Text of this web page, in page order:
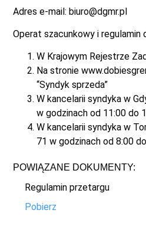
Adres e-mail: biuro@dgmr.pl
Operat szacunkowy i regulamin
W Krajowym Rejestrze
Na stronie
“Syndyk sprzeda”
W kancelarii syndyka w
w godzinach od 11:00 do
W kancelarii syndyka w
71 w godzinach od 8:00
POWIĄZANE DOKUMENTY:
Regulamin przetargu
Pobierz